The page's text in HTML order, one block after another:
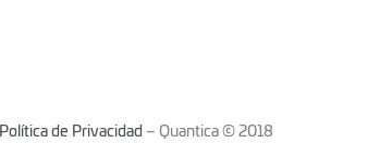
Política de Privacidad – Quantica © 2018